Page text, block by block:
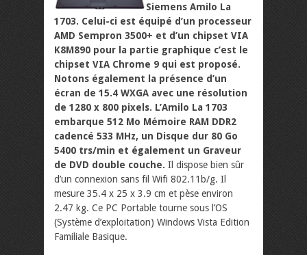
Siemens Amilo La
1703. Celui-ci est équipé d’un processeur
AMD Sempron 3500+ et d’un chipset VIA
K8M890 pour la partie graphique c’est le
chipset VIA Chrome 9 qui est proposé.
Notons également la présence d’un
écran de 15.4 WXGA avec une résolution
de 1280 x 800 pixels. L’Amilo La 1703
embarque 512 Mo Mémoire RAM DDR2
cadencé 533 MHz, un Disque dur 80 Go
5400 trs/min et également un Graveur
de DVD double couche. Il dispose bien sûr
d’un connexion sans fil Wifi 802.11b/g. Il
mesure 35.4 x 25 x 3.9 cm et pèse environ
2.47 kg. Ce PC Portable tourne sous l’OS
(Système d’exploitation) Windows Vista Edition
Familiale Basique.